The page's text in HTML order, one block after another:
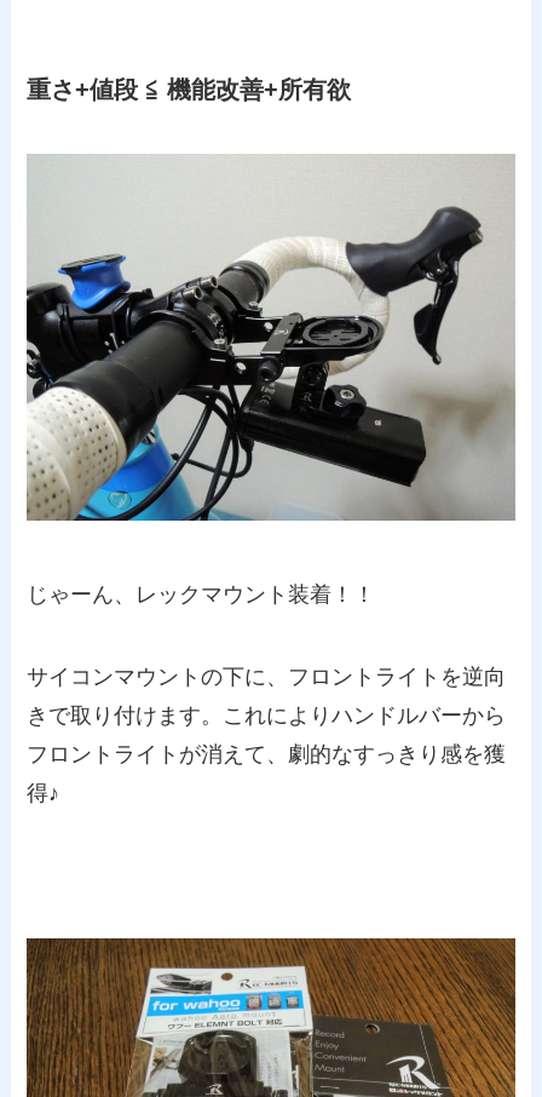
重さ+値段 ≦ 機能改善+所有欲
じゃーん、レックマウント装着！！
サイコンマウントの下に、フロントライトを逆向
きで取り付けます。これによりハンドルバーから
フロントライトが消えて、劇的なすっきり感を獲
得♪